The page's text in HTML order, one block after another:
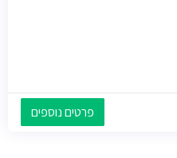
פרטים נוספים